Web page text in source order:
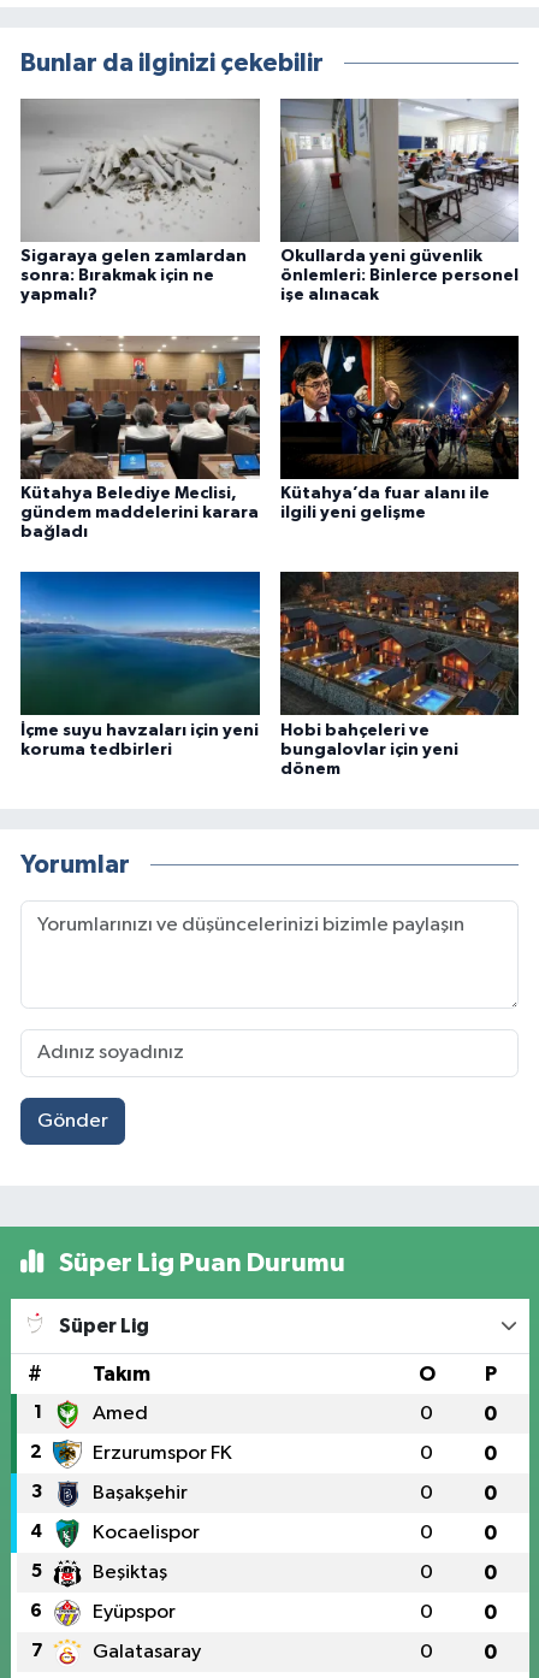
Bunlar da ilginizi çekebilir
Sigaraya gelen zamlardan
sonra: Bırakmak için ne
yapmalı?
Okullarda yeni güvenlik
önlemleri: Binlerce personel
işe alınacak
Kütahya Belediye Meclisi,
gündem maddelerini karara
bağladı
Kütahya’da fuar alanı ile
ilgili yeni gelişme
İçme suyu havzaları için yeni
koruma tedbirleri
Hobi bahçeleri ve
bungalovlar için yeni
dönem
Yorumlar
Gönder
Süper Lig Puan Durumu
Süper Lig
# Takım O P
1 Amed 0 0
2 Erzurumspor FK 0 0
3 Başakşehir 0 0
4 Kocaelispor 0 0
5 Beşiktaş 0 0
6 Eyüpspor 0 0
7 Galatasaray 0 0